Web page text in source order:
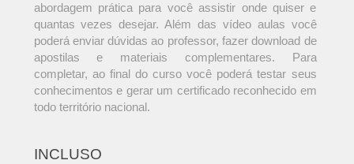
abordagem prática para você assistir onde quiser e
quantas vezes desejar. Além das vídeo aulas você
poderá enviar dúvidas ao professor, fazer download de
apostilas e materiais complementares. Para
completar, ao final do curso você poderá testar seus
conhecimentos e gerar um certificado reconhecido em
todo território nacional.
INCLUSO